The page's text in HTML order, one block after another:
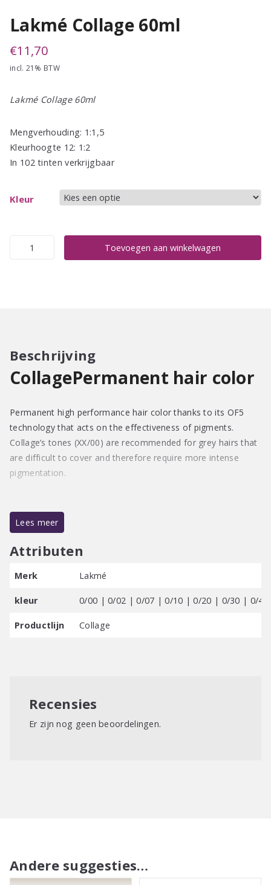
Lakmé Collage 60ml
€11,70
incl. 21% BTW
Lakmé Collage 60ml
Mengverhouding: 1:1,5
Kleurhoogte 12: 1:2
In 102 tinten verkrijgbaar
Kleur
Lakmé
Toevoegen aan winkelwagen
Beschrijving
CollagePermanent hair color
Permanent high performance hair color thanks to its OF5
technology that acts on the effectiveness of pigments.
Collage’s tones (XX/00) are recommended for grey hairs that
are difficult to cover and therefore require more intense
pigmentation.
60 ml of Collage + 90 ml of Lakmé Color Developer
Lees meer
Attributen
Merk Lakmé
kleur 0/00 | 0/02 | 0/07 | 0/10 | 0/20 | 0/30 | 0/
Productlijn Collage
Recensies
Er zijn nog geen beoordelingen.
Andere suggesties…